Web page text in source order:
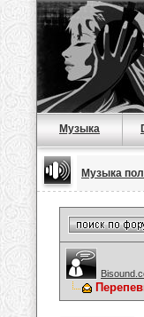
Музыка
Музыка